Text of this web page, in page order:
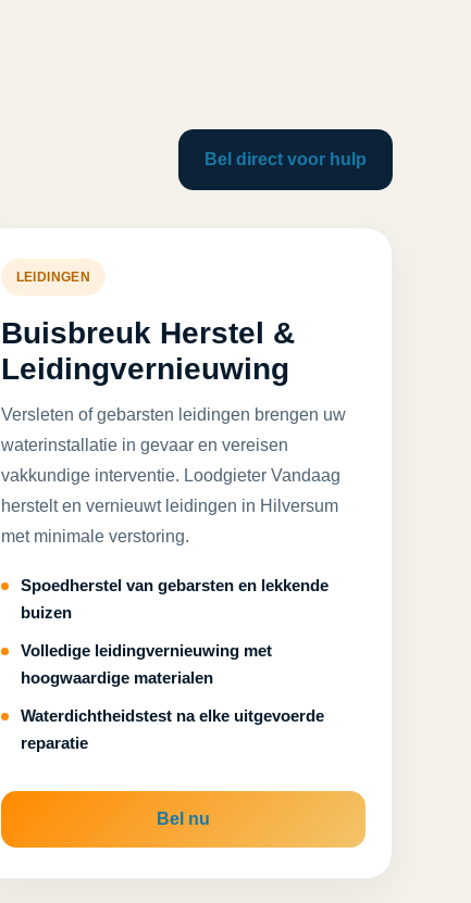
Bel direct voor hulp
LEIDINGEN
Buisbreuk Herstel &
Leidingvernieuwing
Versleten of gebarsten leidingen brengen uw
waterinstallatie in gevaar en vereisen
vakkundige interventie. Loodgieter Vandaag
herstelt en vernieuwt leidingen in Hilversum
met minimale verstoring.
Spoedherstel van gebarsten en lekkende
buizen
Volledige leidingvernieuwing met
hoogwaardige materialen
Waterdichtheidstest na elke uitgevoerde
reparatie
Bel nu